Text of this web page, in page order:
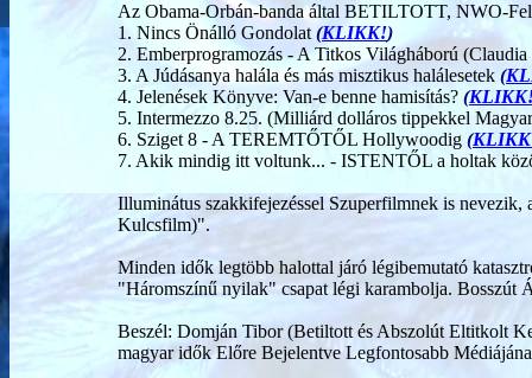
Az Obama-Orbán-banda által BETILTOTT, NWO-
1. Nincs Önálló Gondolat (KLIKK!)
2. Emberprogramozás - A Titkos Világháború
3. A Júdásanya halála és más misztikus halálesetek (
4. Jelenések Könyve: Van-e benne hamisítás? (
5. Intermezzo 8.25. (Milliárd dolláros tippekkel
6. Sziget 8 - A TEREMTŐTŐL Hollywoodig (
7. Akik mindig itt voltunk... - ISTENTŐL a holtak
Illuminátus szakkifejezéssel Szuperfilmnek is
Kulcsfilm)".
Minden idők legtöbb halottal járó légibemutató
"Háromszínű nyilak" csapat légi karambolja. Bosszút
Beszél: Domján Tibor (Betiltott és Abszolút Eltitkolt
magyar idők Előre Bejelentve Legfontosabb